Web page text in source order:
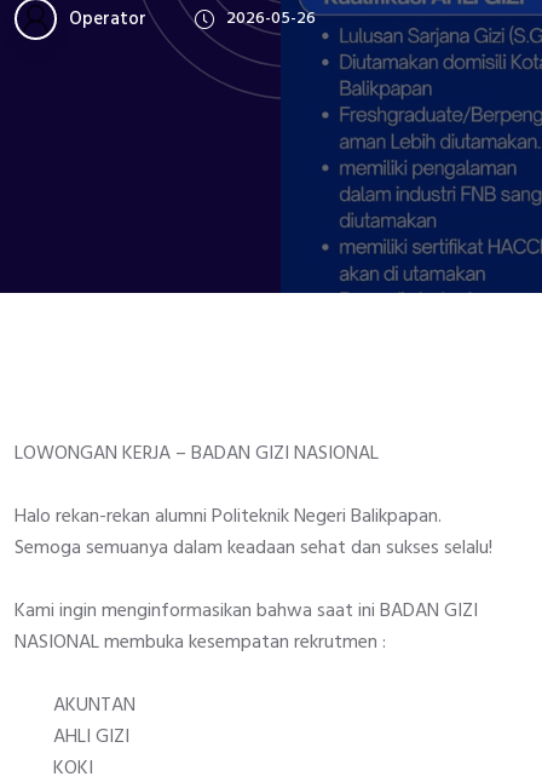
Operator 2026-05-26
LOWONGAN KERJA – BADAN GIZI NASIONAL
Halo rekan-rekan alumni Politeknik Negeri Balikpapan.
Semoga semuanya dalam keadaan sehat dan sukses selalu!
Kami ingin menginformasikan bahwa saat ini BADAN GIZI
NASIONAL membuka kesempatan rekrutmen :
AKUNTAN
AHLI GIZI
KOKI